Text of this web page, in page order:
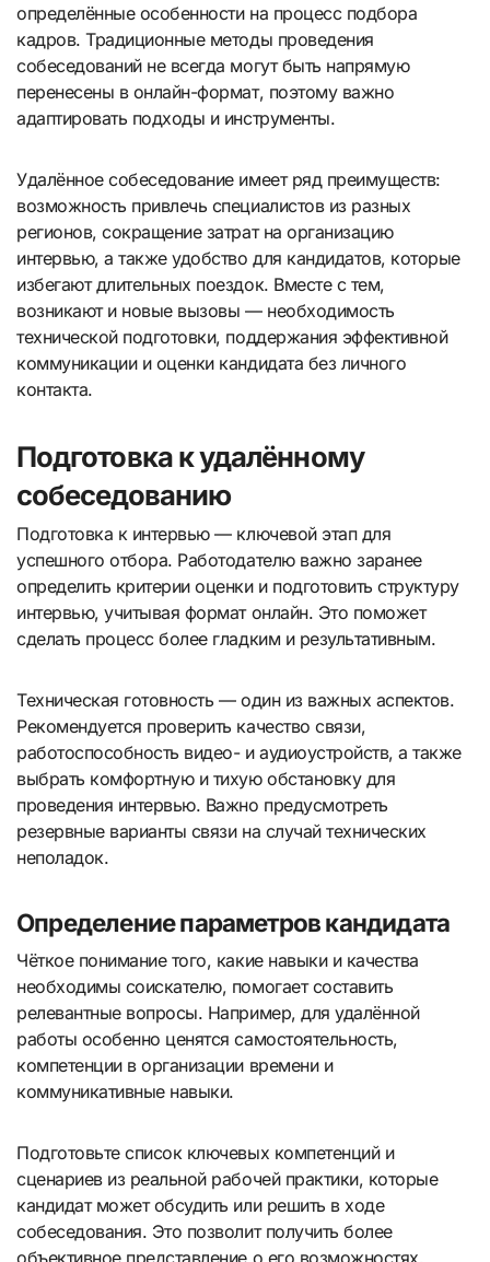
определённые особенности на процесс подбора
кадров. Традиционные методы проведения
собеседований не всегда могут быть напрямую
перенесены в онлайн-формат, поэтому важно
адаптировать подходы и инструменты.
Удалённое собеседование имеет ряд преимуществ:
возможность привлечь специалистов из разных
регионов, сокращение затрат на организацию
интервью, а также удобство для кандидатов, которые
избегают длительных поездок. Вместе с тем,
возникают и новые вызовы — необходимость
технической подготовки, поддержания эффективной
коммуникации и оценки кандидата без личного
контакта.
Подготовка к удалённому
собеседованию
Подготовка к интервью — ключевой этап для
успешного отбора. Работодателю важно заранее
определить критерии оценки и подготовить структуру
интервью, учитывая формат онлайн. Это поможет
сделать процесс более гладким и результативным.
Техническая готовность — один из важных аспектов.
Рекомендуется проверить качество связи,
работоспособность видео- и аудиоустройств, а также
выбрать комфортную и тихую обстановку для
проведения интервью. Важно предусмотреть
резервные варианты связи на случай технических
неполадок.
Определение параметров кандидата
Чёткое понимание того, какие навыки и качества
необходимы соискателю, помогает составить
релевантные вопросы. Например, для удалённой
работы особенно ценятся самостоятельность,
компетенции в организации времени и
коммуникативные навыки.
Подготовьте список ключевых компетенций и
сценариев из реальной рабочей практики, которые
кандидат может обсудить или решить в ходе
собеседования. Это позволит получить более
объективное представление о его возможностях.